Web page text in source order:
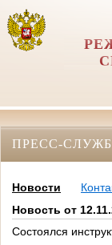
ПРЕСС-
Новости
Новость от
Состоялся